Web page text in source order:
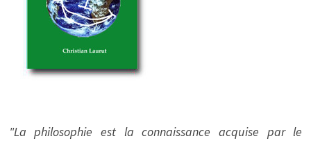
"La philosophie est la connaissance acquise par le